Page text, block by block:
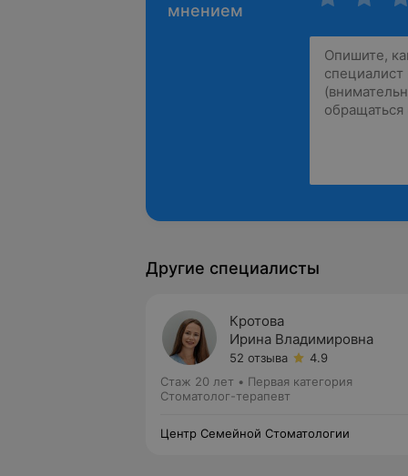
мнением
Другие специалисты
Кротова
Ирина Владимировна
52 отзыва
4.9
Стаж 20 лет • Первая категория
Стоматолог-терапевт
Центр Семейной Стоматологии